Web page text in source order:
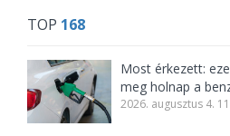
TOP 168
Most érkezett:
meg holnap a
2026. augusztus 4.